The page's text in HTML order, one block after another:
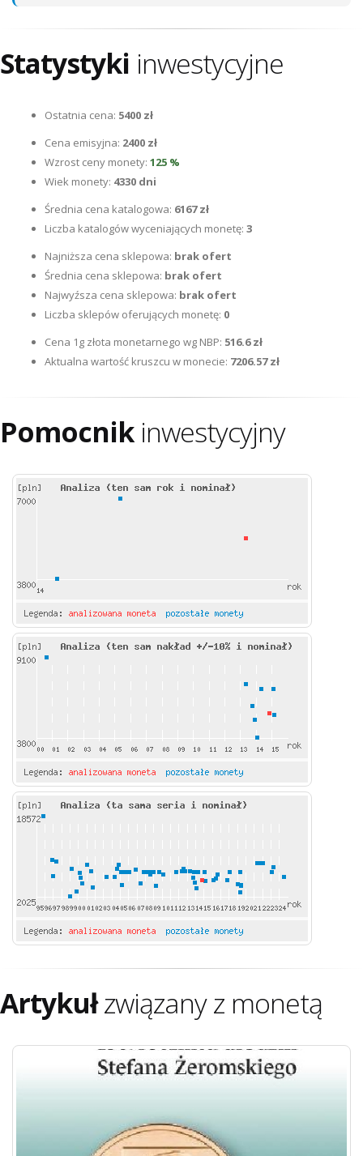
Statystyki inwestycyjne
Ostatnia cena: 5400 zł
Cena emisyjna: 2400 zł
Wzrost ceny monety: 125 %
Wiek monety: 4330 dni
Średnia cena katalogowa: 6167 zł
Liczba katalogów wyceniających monetę: 3
Najniższa cena sklepowa: brak ofert
Średnia cena sklepowa: brak ofert
Najwyźsza cena sklepowa: brak ofert
Liczba sklepów oferujących monetę: 0
Cena 1g złota monetarnego wg NBP: 516.6 zł
Aktualna wartość kruszcu w monecie: 7206.57 zł
Pomocnikinwestycyjny
Artykułzwiązany z monetą